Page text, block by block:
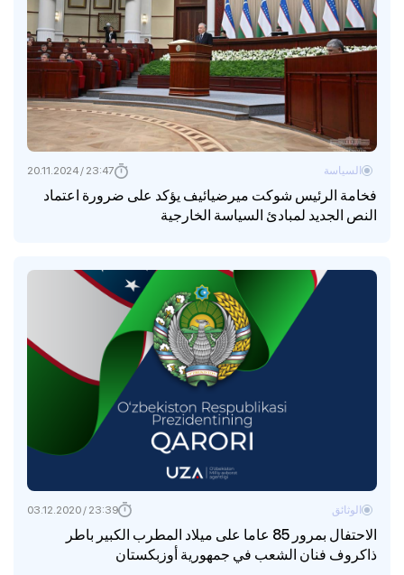
فخامة الرئيس شوكت ميرضيائيف يؤكد على ضرورة اعتماد
النص الجديد لمبادئ السياسة الخارجية
السياسة 23:47 / 20.11.2024
الاحتفال بمرور 85 عاما على ميلاد المطرب الكبير باطر
ذاكروف فنان الشعب في جمهورية أوزبكستان
الوثائق 23:39 / 03.12.2020